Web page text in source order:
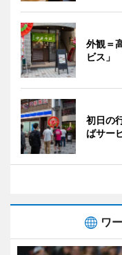
外観＝
ビス」
初日の
ばサー
ワ